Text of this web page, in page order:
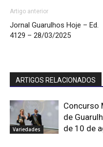
Artigo anterior
Jornal Guarulhos Hoje – Ed.
4129 – 28/03/2025
ARTIGOS RELACIONADOS
Variedades
Concurso
de
de 10 de